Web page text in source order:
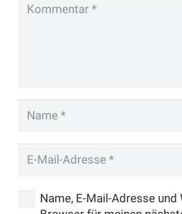
Name, E-Mail-Adresse